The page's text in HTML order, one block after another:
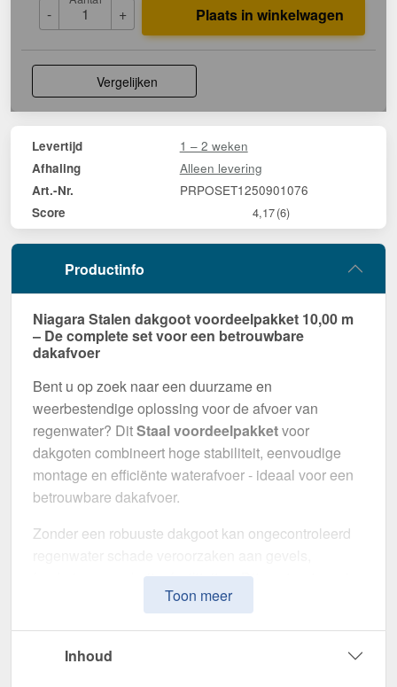
- + Plaats in winkelwagen
Vergelijken
Levertijd 1 – 2 weken
Afhaling Alleen levering
Art.-Nr. PRPOSET1250901076
Score 4,17(6)
Productinfo
Niagara Stalen dakgoot voordeelpakket 10,00 m
– De complete set voor een betrouwbare
dakafvoer
Bent u op zoek naar een duurzame en
weerbestendige oplossing voor de afvoer van
regenwater? DitStaal voordeelpakketvoor
dakgoten combineert hoge stabiliteit, eenvoudige
montage en efficiënte waterafvoer - ideaal voor een
betrouwbare dakafvoer.
Zonder een robuuste dakgoot kan ongecontroleerd
funderingen en buitenfaciliteiten. Dit gootsysteem is
speciaal ontwikkeld om eenveilige en duurzame
eenvoudige installatie.
Toon meer
Inhoud